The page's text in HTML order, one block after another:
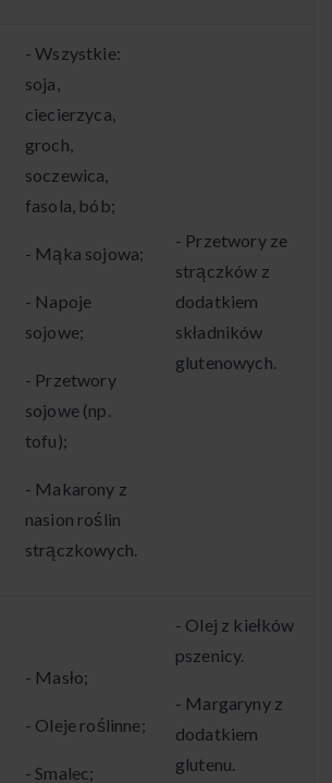
- Wszystkie:
soja,
ciecierzyca,
groch,
soczewica,
fasola, bób;
- Mąka sojowa;
- Napoje
sojowe;
- Przetwory
sojowe (np.
tofu);
- Makarony z
nasion roślin
strączkowych.
- Przetwory ze
strączków z
dodatkiem
składników
glutenowych.
- Masło;
- Oleje roślinne;
- Smalec;
- Olej z kiełków
pszenicy.
- Margaryny z
dodatkiem
glutenu.